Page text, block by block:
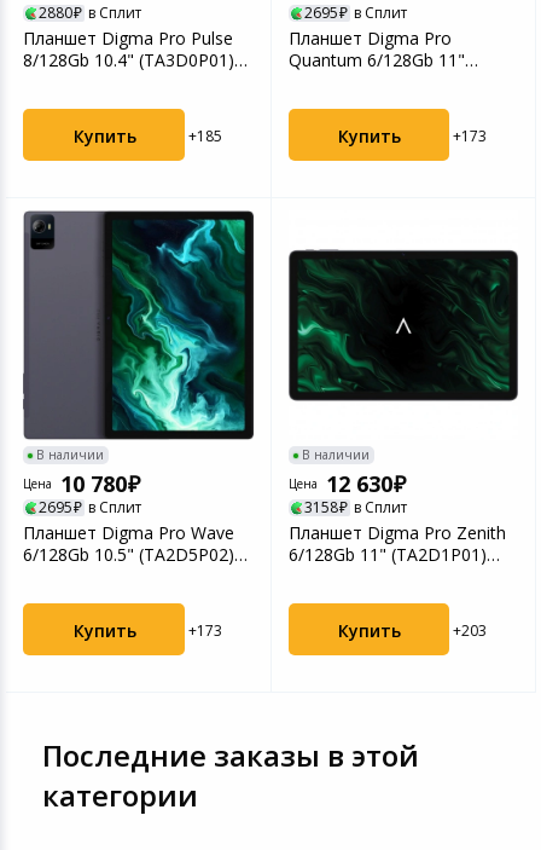
2880 в Сплит
Планшет Digma Pro Pulse
8/128Gb 10.4" (TA3D0P01)
Купить +185
2695 в Сплит
Планшет Digma Pro
Quantum 6/128Gb 11"
Купить +173
В наличии
Цена
10 780
2695 в Сплит
Планшет Digma Pro Wave
6/128Gb 10.5" (TA2D5P02)
Купить +173
В наличии
Цена
12 630
3158 в Сплит
Планшет Digma Pro Zenith
6/128Gb 11" (TA2D1P01)
Купить +203
Последние заказы в этой
категории